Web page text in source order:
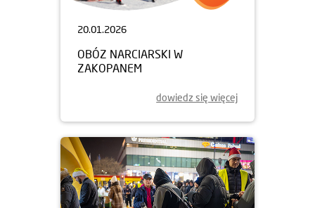
20.01.2026
OBÓZ NARCIARSKI W
ZAKOPANEM
dowiedz się więcej